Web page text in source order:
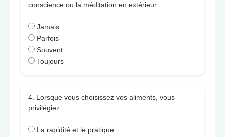
conscience ou la méditation en extérieur :
Jamais
Parfois
Souvent
Toujours
4. Lorsque vous choisissez vos aliments, vous
privilégiez :
La rapidité et le pratique